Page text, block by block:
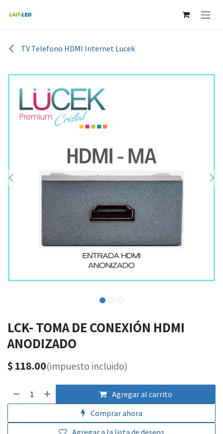
TV Telefono HDMI Internet Lucek
LCK- TOMA DE CONEXIÓN HDMI
ANODIZADO
$ 118.00(impuesto incluido)
Agregar al carrito
Comprar ahora